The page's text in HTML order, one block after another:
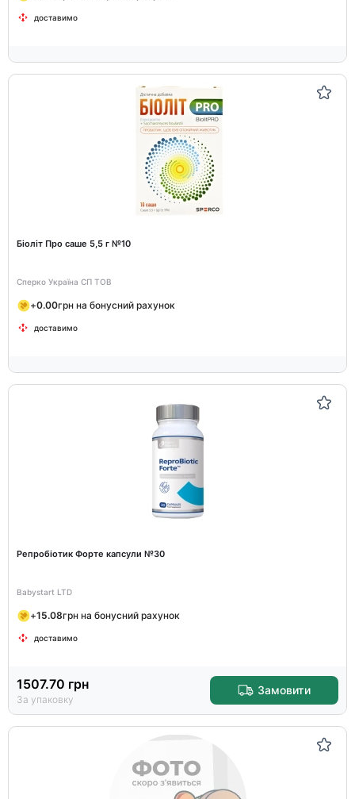
доставимо
Біоліт Про саше 5,5 г №10
Сперко Україна СП ТОВ
+0.00грн на бонусний рахунок
доставимо
Репробіотик Форте капсули №30
Babystart LTD
+15.08грн на бонусний рахунок
доставимо
1507.70 грн
За упаковку
Замовити